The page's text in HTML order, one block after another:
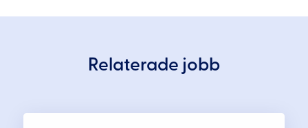
Relaterade jobb